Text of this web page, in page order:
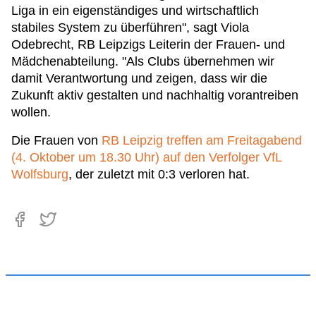
Liga in ein eigenständiges und wirtschaftlich
stabiles System zu überführen", sagt Viola
Odebrecht, RB Leipzigs Leiterin der Frauen- und
Mädchenabteilung. "Als Clubs übernehmen wir
damit Verantwortung und zeigen, dass wir die
Zukunft aktiv gestalten und nachhaltig vorantreiben
wollen.
Die Frauen von RB Leipzig treffen am Freitagabend
(4. Oktober um 18.30 Uhr) auf den Verfolger VfL
Wolfsburg, der zuletzt mit 0:3 verloren hat.